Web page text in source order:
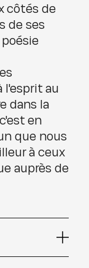
côtés de
de ses
l'esprit au
dans la
en
que nous
à ceux
auprès de